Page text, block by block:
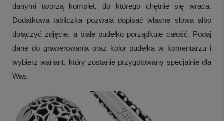
danymi tworzą komplet, do którego chętnie się wraca.
Dodatkowa tabliczka pozwala dopisać własne słowa albo
dołączyć zdjęcie, a białe pudełko porządkuje całość. Podaj
dane do grawerowania oraz kolor pudełka w komentarzu i
wybierz wariant, który zostanie przygotowany specjalnie dla
Was.